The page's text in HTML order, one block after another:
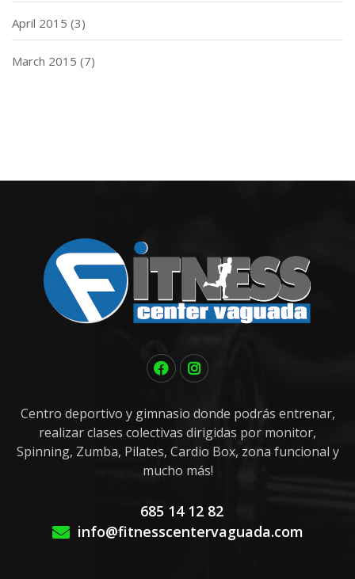
April 2015 (3)
March 2015 (7)
Centro deportivo y gimnasio donde podrás entrenar,
realizar clases colectivas dirigidas por monitor,
Spinning, Zumba, Pilates, Cardio Box, zona funcional y
mucho más!
685 14 12 82
info@fitnesscentervaguada.com